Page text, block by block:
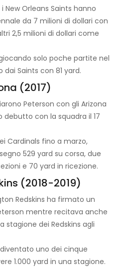
New Orleans Saints hanno
da 7 milioni di dollari con
2,5 milioni di dollari come
solo poche partite nel
Saints con 81 yard.
(2017)
Peterson con gli Arizona
debutto con la squadra il 17
Cardinals fino a marzo,
529 yard su corsa, due
e 70 yard in ricezione.
(2018-2019)
Redskins ha firmato un
mentre recitava anche
stagione dei Redskins agli
uno dei cinque
1.000 yard in una stagione.